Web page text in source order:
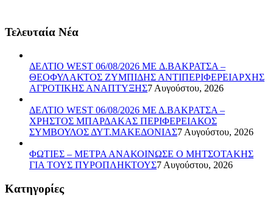
Τελευταία Νέα
ΔΕΛΤΙΟ WEST 06/08/2026 ME Δ.ΒΑΚΡΑΤΣΑ –
ΘΕΟΦΥΛΑΚΤΟΣ ΖΥΜΠΙΔΗΣ ΑΝΤΙΠΕΡΙΦΕΡΕΙΑΡΧΗΣ
ΑΓΡΟΤΙΚΗΣ ΑΝΑΠΤΥΞΗΣ7 Αυγούστου, 2026
ΔΕΛΤΙΟ WEST 06/08/2026 ΜΕ Δ.ΒΑΚΡΑΤΣΑ –
ΧΡΗΣΤΟΣ ΜΠΑΡΔΑΚΑΣ ΠΕΡΙΦΕΡΕΙΑΚΟΣ
ΣΥΜΒΟΥΛΟΣ ΔΥΤ.ΜΑΚΕΔΟΝΙΑΣ7 Αυγούστου, 2026
ΦΩΤΙΕΣ – ΜΕΤΡΑ ΑΝΑΚΟΙΝΩΣΕ Ο ΜΗΤΣΟΤΑΚΗΣ
ΓΙΑ ΤΟΥΣ ΠΥΡΟΠΛΗΚΤΟΥΣ7 Αυγούστου, 2026
Kατηγορίες